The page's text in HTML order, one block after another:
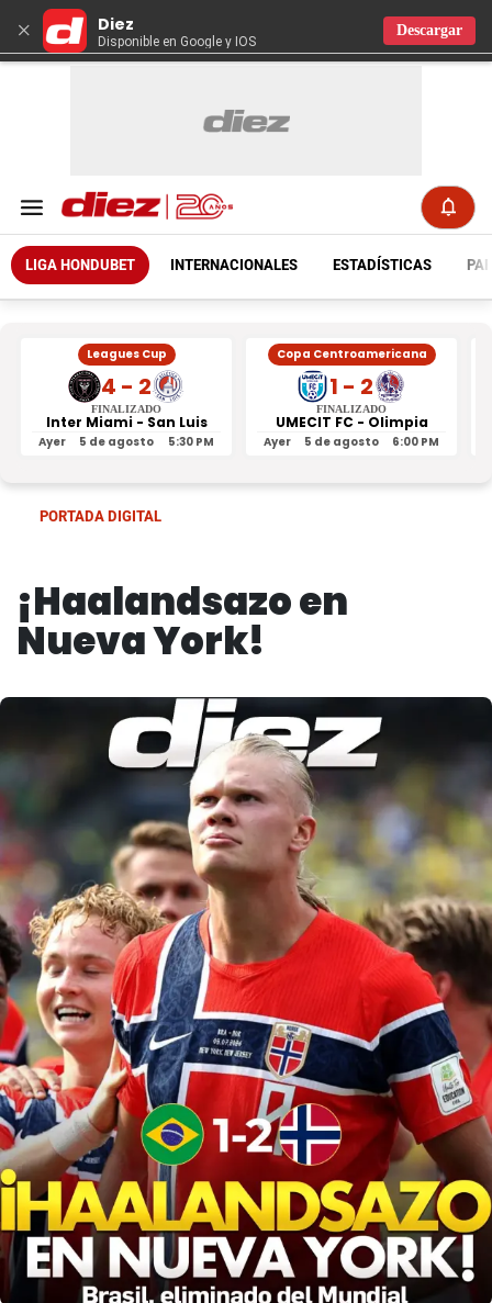
× Diez
Disponible en Google y IOS
Descargar
LIGA HONDUBET INTERNACIONALES ESTADÍSTICAS
Leagues Cup
4 - 2
FINALIZADO
Inter Miami - San Luis
Ayer 5 de agosto 5:30 PM
Copa Centroamericana
1 - 2
FINALIZADO
UMECIT FC - Olimpia
Ayer 5 de agosto 6:00 PM
PORTADA DIGITAL
¡Haalandsazo en
Nueva York!